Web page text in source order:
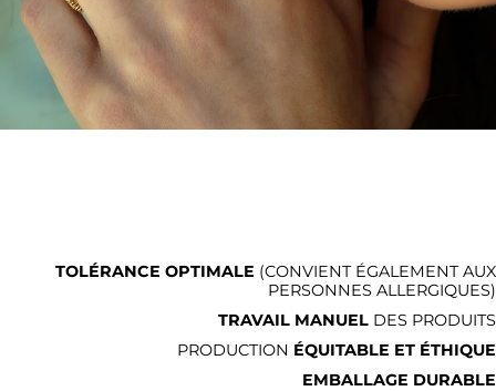
TOLÉRANCE OPTIMALE (CONVIENT ÉGALEMENT AUX
PERSONNES ALLERGIQUES)
TRAVAIL MANUEL DES PRODUITS
PRODUCTION ÉQUITABLE ET ÉTHIQUE
EMBALLAGE DURABLE